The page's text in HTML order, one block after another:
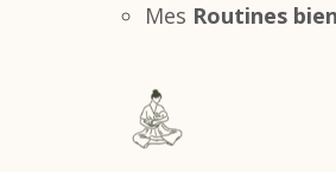
Mes Routines